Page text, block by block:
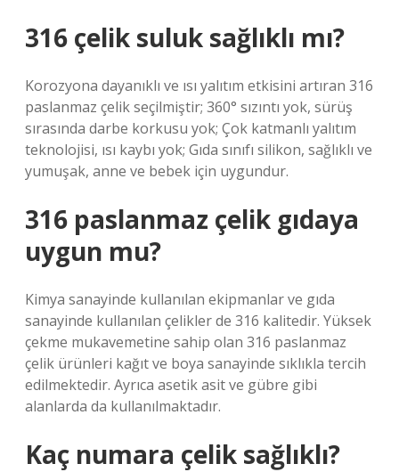
316 çelik suluk sağlıklı mı?
Korozyona dayanıklı ve ısı yalıtım etkisini artıran 316
paslanmaz çelik seçilmiştir; 360° sızıntı yok, sürüş
sırasında darbe korkusu yok; Çok katmanlı yalıtım
teknolojisi, ısı kaybı yok; Gıda sınıfı silikon, sağlıklı ve
yumuşak, anne ve bebek için uygundur.
316 paslanmaz çelik gıdaya
uygun mu?
Kimya sanayinde kullanılan ekipmanlar ve gıda
sanayinde kullanılan çelikler de 316 kalitedir. Yüksek
çekme mukavemetine sahip olan 316 paslanmaz
çelik ürünleri kağıt ve boya sanayinde sıklıkla tercih
edilmektedir. Ayrıca asetik asit ve gübre gibi
alanlarda da kullanılmaktadır.
Kaç numara çelik sağlıklı?